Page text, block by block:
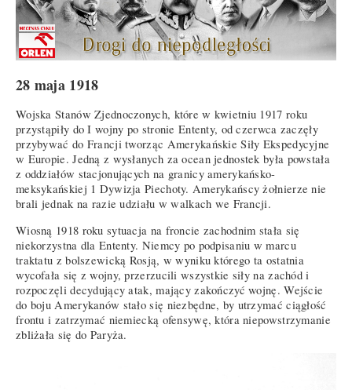
28 maja 1918
Wojska Stanów Zjednoczonych, które w kwietniu 1917 roku
przystąpiły do I wojny po stronie Ententy, od czerwca zaczęły
przybywać do Francji tworząc Amerykańskie Siły Ekspedycyjne
w Europie. Jedną z wysłanych za ocean jednostek była powstała
z oddziałów stacjonujących na granicy amerykańsko-
meksykańskiej 1 Dywizja Piechoty. Amerykańscy żołnierze nie
brali jednak na razie udziału w walkach we Francji.
Wiosną 1918 roku sytuacja na froncie zachodnim stała się
niekorzystna dla Ententy. Niemcy po podpisaniu w marcu
traktatu z bolszewicką Rosją, w wyniku którego ta ostatnia
wycofała się z wojny, przerzucili wszystkie siły na zachód i
rozpoczęli decydujący atak, mający zakończyć wojnę. Wejście
do boju Amerykanów stało się niezbędne, by utrzymać ciągłość
frontu i zatrzymać niemiecką ofensywę, która niepowstrzymanie
zbliżała się do Paryża.